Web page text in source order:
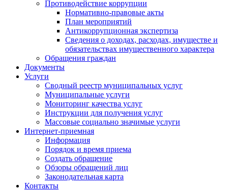
Противодействие коррупции
Нормативно-правовые акты
План мероприятий
Антикоррупционная экспертиза
Сведения о доходах, расходах, имуществе и
обязательствах имущественного характера
Обращения граждан
Документы
Услуги
Сводный реестр муниципальных услуг
Муниципальные услуги
Мониторинг качества услуг
Инструкции для получения услуг
Массовые социально значимые услуги
Интернет-приемная
Информация
Порядок и время приема
Создать обращение
Обзоры обращений лиц
Законодательная карта
Контакты